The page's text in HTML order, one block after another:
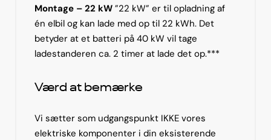
Montage – 22 kW ”22 kW” er til opladning af
én elbil og kan lade med op til 22 kWh. Det
betyder at et batteri på 40 kW vil tage
ladestanderen ca. 2 timer at lade det op.***
Værd at bemærke
Vi sætter som udgangspunkt IKKE vores
elektriske komponenter i din eksisterende